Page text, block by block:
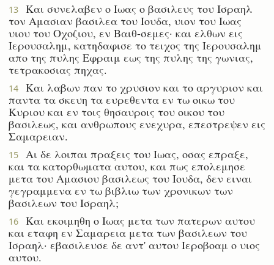
13
Και συνελαβεν ο Ιωας ο βασιλευς του Ισραηλ
τον Αμασιαν βασιλεα του Ιουδα, υιον του Ιωας
υιου του Οχοζιου, εν Βαιθ-σεμες· και ελθων εις
Ιερουσαλημ, κατηδαφισε το τειχος της Ιερουσαλημ
απο της πυλης Εφραιμ εως της πυλης της γωνιας,
τετρακοσιας πηχας.
14
Και λαβων παν το χρυσιον και το αργυριον και
παντα τα σκευη τα ευρεθεντα εν τω οικω του
Κυριου και εν τοις θησαυροις του οικου του
βασιλεως, και ανθρωπους ενεχυρα, επεστρεψεν εις
Σαμαρειαν.
15
Αι δε λοιπαι πραξεις του Ιωας, οσας επραξε,
και τα κατορθωματα αυτου, και πως επολεμησε
μετα του Αμασιου βασιλεως του Ιουδα, δεν ειναι
γεγραμμενα εν τω βιβλιω των χρονικων των
βασιλεων του Ισραηλ;
16
Και εκοιμηθη ο Ιωας μετα των πατερων αυτου
και εταφη εν Σαμαρεια μετα των βασιλεων του
Ισραηλ· εβασιλευσε δε αντ' αυτου Ιεροβοαμ ο υιος
αυτου.